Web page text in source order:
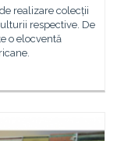
realizare colecții
respective. De
o elocventă